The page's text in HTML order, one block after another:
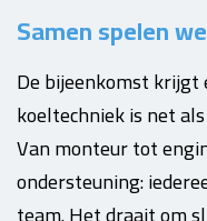
Samen spelen
De bijeenkomst
koeltechniek is net
Van monteur tot
ondersteuning: